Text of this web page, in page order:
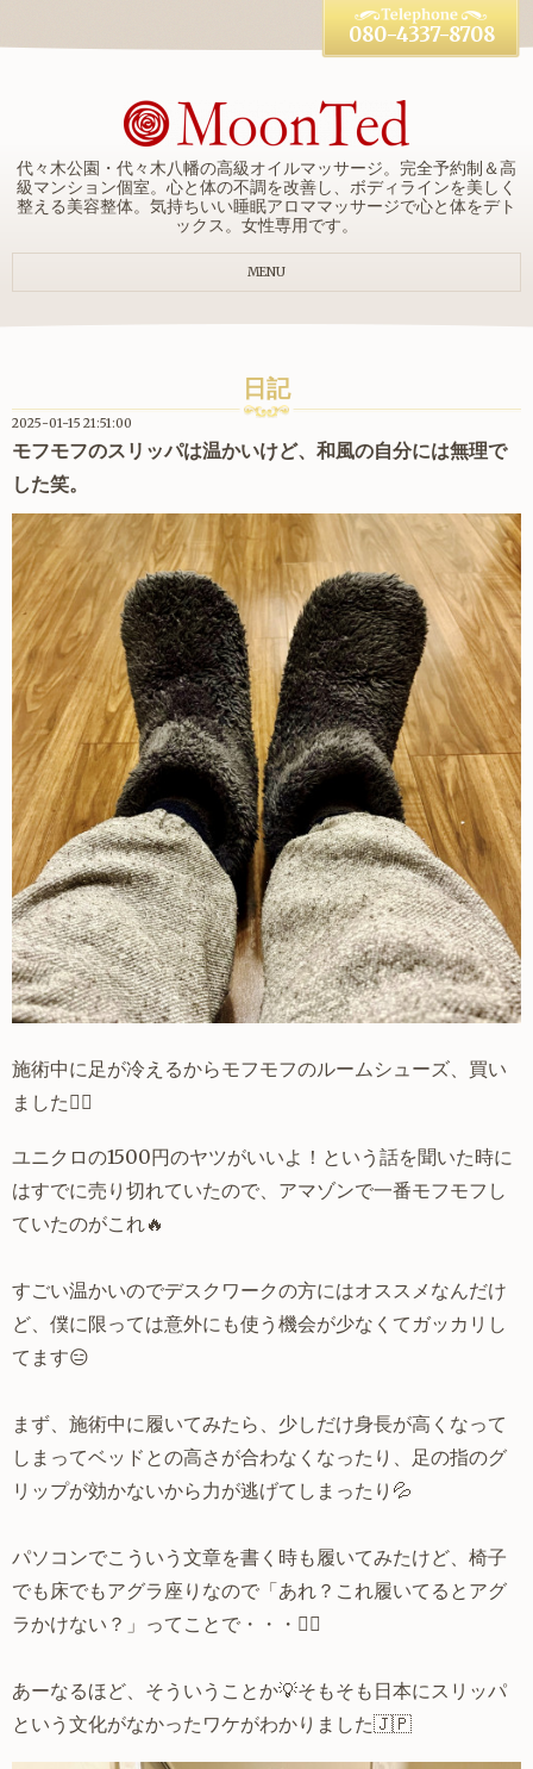
代々木公園・代々木八幡の高級オイルマッサージ。完全予約制＆高
級マンション個室。心と体の不調を改善し、ボディラインを美しく
整える美容整体。気持ちいい睡眠アロママッサージで心と体をデト
ックス。女性専用です。
080-4337-8708
MENU
日記
2025-01-15 21:51:00
モフモフのスリッパは温かいけど、和風の自分には無理で
した笑。
施術中に足が冷えるからモフモフのルームシューズ、買い
ました🙋‍♂️
ユニクロの1500円のヤツがいいよ！という話を聞いた時に
はすでに売り切れていたので、アマゾンで一番モフモフし
ていたのがこれ🔥
すごい温かいのでデスクワークの方にはオススメなんだけ
ど、僕に限っては意外にも使う機会が少なくてガッカリし
てます😑
まず、施術中に履いてみたら、少しだけ身長が高くなって
しまってベッドとの高さが合わなくなったり、足の指のグ
リップが効かないから力が逃げてしまったり💦
パソコンでこういう文章を書く時も履いてみたけど、椅子
でも床でもアグラ座りなので「あれ？これ履いてるとアグ
ラかけない？」ってことで・・・🧘‍♂️
あーなるほど、そういうことか💡そもそも日本にスリッパ
という文化がなかったワケがわかりました🇯🇵